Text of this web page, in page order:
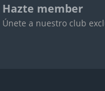
Hazte member
Únete a nuestro club